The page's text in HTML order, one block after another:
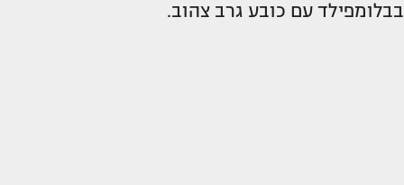
בבלומפילד עם כובע גרב צהוב.